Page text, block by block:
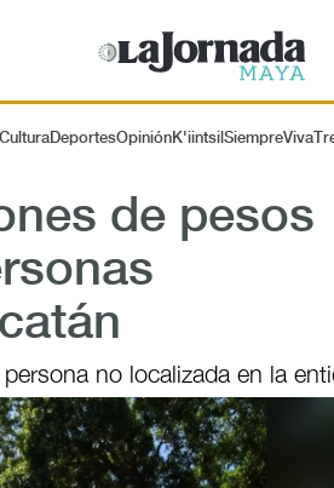
CulturaDeportesOpiniónK'iintsil SiempreViva
de pesos
no localizada en la